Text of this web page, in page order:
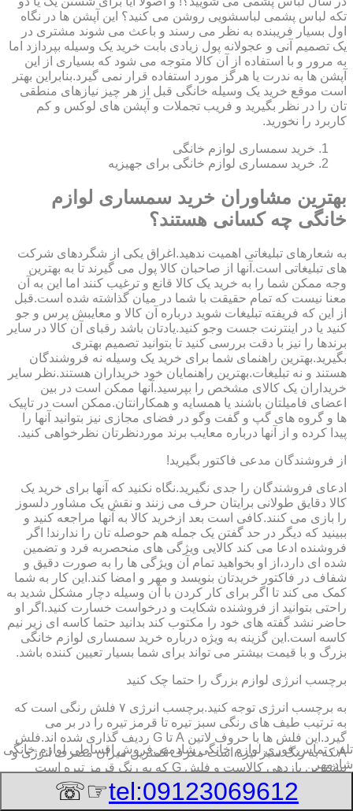
تکه لباس پشمی لباسشویی روشن می کنید؟ این آپشن ها در نگاه
اول بسیار فریبنده به نظر می رسند و باعث می شوند مشتری در
یک تصمیم آنی و عجولانه پول زیادی بابت خرید یک وسیله بپردازد اما
به مرور و با استفاده از آن کالا متوجه می شود که بسیاری از این
آپشن ها به ندرت یا هرگز مورد استفاده قرار نمی گیرد.بنابراین بهتر
است موقع خرید یک وسیله خانگی قبل از هر چیز نیازهای منطقی
تان را در نظر بگیرید و فریب تجملات و آپشن های لوکس و کم
کاربرد را نخورید.
خرید سمساری لوازم خانگی
خرید سمساری لوازم خانگی برای جهیزیه
بهترین مشاوران خرید سمساری لوازم
خانگی چه کسانی هستند؟
به شعارهای تبلیغاتی اهمیت ندهید.اغراق یکی از شگردهای شرکت
های تبلیغاتی است.آنها از صاحبان کالا پول می گیرند تا به بهترین
وجه ممکن شما را به خرید یک کالا قانع و ترغیب کنند اما این به آن
معنا نیست که تمام حقیقت با شما در میان گذاشته شده است.قبل
از این که فریفته تبلیغات شوید درباره آن کالا و معایبش پرس و جو
کنید یا در اینترنت جست وجو کنید.یادتان باشد رقبای آن کالا در سایر
برندها را نیز با دقت بررسی کنید تا بتوانید تصمیم بهتری
بگیرید.بهترین راهنمای شما برای خرید یک وسیله نه فروشندگان
هستند و نه تبلیغات.بهترین راهنمایان خود خریداران هستند.نظر سایر
خریداران یک کالای مشخص را بپرسید.آنها ممکن است در بین
اعضای فامیلتان باشند یا همسایه و همکارانتان.ممکن است در تاپیک
ها و گروه های گپ و گفت وگو در فضای مجازی نیز بتوانید آنها را
پیدا کرده و از آنها درباره معایب برند موردنظرتان نظرخواهی کنید.
از فروشندگان مدعی فاکتور بگیرید!
ادعای فروشندگان را جدی نگیرید.نگاه نکنید که آنها برای خرید یک
کالا دقایق طولانی برایتان حرف می زنند و نقش یک مشاور دلسوز
را بازی می کنند.کافی است بعد ازخرید کالا به آنها مراجعه کنید و
ببینید که دیگر در حد گفتن یک جمله هم حوصله تان را ندارند! اگر
فروشنده ادعا می کند کالایی ویژگی های منحصربه فرد و تضمین
شده ای دارد،از او بخواهید تمام آن ویژگی ها را به صورت دقیق و
شفاف در فاکتور خریدتان بنویسد و مهر و امضا کند.این کار به شما
کمک می کند تا اگر برای کار کردن با آن وسیله دچار مشکل شدید به
راحتی بتوانید از فروشنده شکایت و درخواست خسارت کنید.اگر او
حاضر نشد گفته های خود را مکتوب کند بدانید حتما کاسه ای زیر نیم
کاسه است.این گزینه به ویژه درباره خرید سمساری لوازم خانگی
بزرگ و با قیمت بیشتر می تواند برای شما بسیار تعیین کننده باشد.
برچسب انرژی لوازم بزرگ را حتما چک کنید
به برچسب انرژی توجه کنید.برچسب انرژی ٧ فلش رنگی است که
به ترتیب طیف های رنگی سبز تیره تا قرمز تیره را در بر می
گیرد.این فلش ها با حروف لاتین A تا G ردیف گذاری شده اند.فلش
A که به رنگ سبز تیره است معرف کمترین میزان مصرف انرژی و
بیشترین بازدهی کالاست و فلش G که به رنگ قرمز تیره است
معرف بیشترین میزان مصرف انرژی و کمترین بازدهی است.هرچه
درجه کیفیت مصرف انرژی وسیله به گزینه A نزدیک تر باشد وسیله
تلفن تماس فوری لوازم خانگی شادمهر,فروش اقساطی لوازم خانگی
شادمهر
tel:09123069612
☞☏